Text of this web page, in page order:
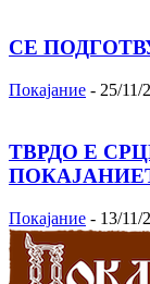
СЕ
Покајание - 25/11/
ТВРДО Е
Покајание - 13/11/